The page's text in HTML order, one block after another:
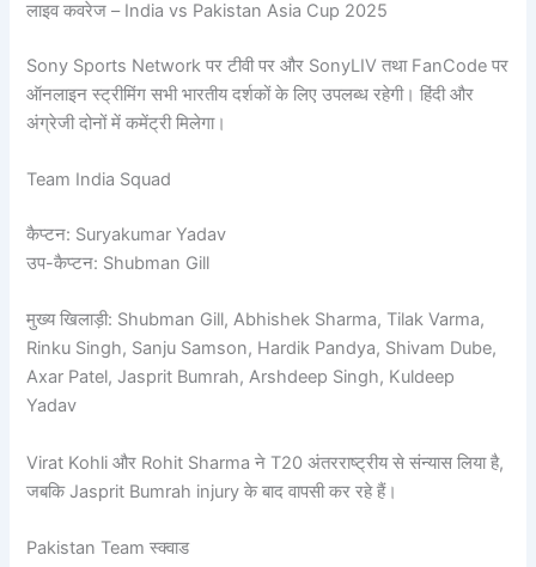
लाइव कवरेज – India vs Pakistan Asia Cup 2025
Sony Sports Network पर टीवी पर और SonyLIV तथा FanCode पर
ऑनलाइन स्ट्रीमिंग सभी भारतीय दर्शकों के लिए उपलब्ध रहेगी। हिंदी और
अंग्रेजी दोनों में कमेंट्री मिलेगा।
Team India Squad
कैप्टन: Suryakumar Yadav
उप-कैप्टन: Shubman Gill
मुख्य खिलाड़ी: Shubman Gill, Abhishek Sharma, Tilak Varma,
Rinku Singh, Sanju Samson, Hardik Pandya, Shivam Dube,
Axar Patel, Jasprit Bumrah, Arshdeep Singh, Kuldeep
Yadav
Virat Kohli और Rohit Sharma ने T20 अंतरराष्ट्रीय से संन्यास लिया है,
जबकि Jasprit Bumrah injury के बाद वापसी कर रहे हैं।
Pakistan Team स्क्वाड